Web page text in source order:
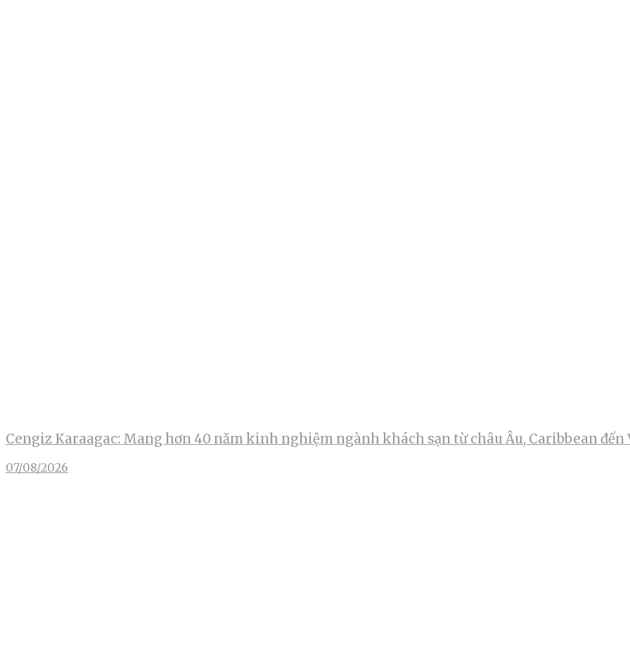
Cengiz Karaagac: Mang hơn 40 năm kinh nghiệm ngành khách sạn từ châu Âu, Caribbean đến
07/08/2026